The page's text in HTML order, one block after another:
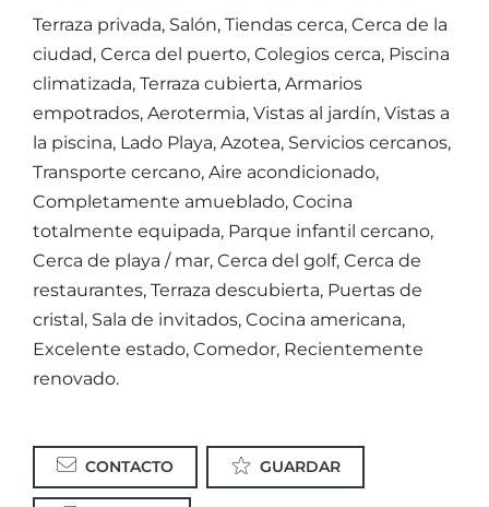
Terraza privada, Salón, Tiendas cerca, Cerca de la
ciudad, Cerca del puerto, Colegios cerca, Piscina
climatizada, Terraza cubierta, Armarios
empotrados, Aerotermia, Vistas al jardín, Vistas a
la piscina, Lado Playa, Azotea, Servicios cercanos,
Transporte cercano, Aire acondicionado,
Completamente amueblado, Cocina
totalmente equipada, Parque infantil cercano,
Cerca de playa / mar, Cerca del golf, Cerca de
restaurantes, Terraza descubierta, Puertas de
cristal, Sala de invitados, Cocina americana,
Excelente estado, Comedor, Recientemente
renovado.
CONTACTO GUARDAR